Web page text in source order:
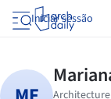
Iniciar sessão